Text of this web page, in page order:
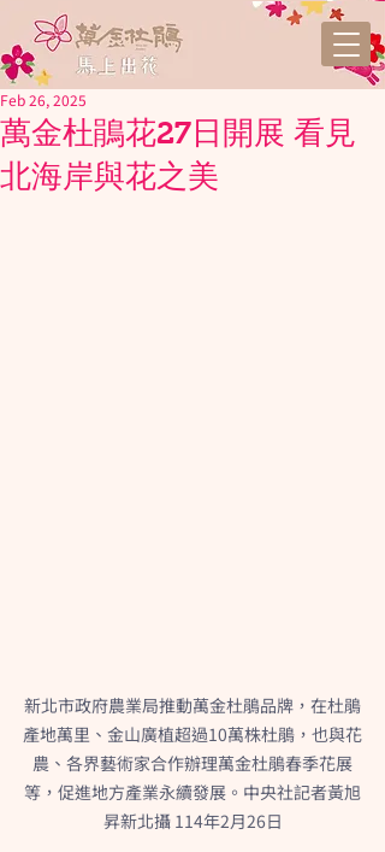
萬金杜鵑花27日開展 看見
北海岸與花之美
Feb 26, 2025
新北市政府農業局推動萬金杜鵑品牌，在杜鵑
產地萬里、金山廣植超過10萬株杜鵑，也與花
農、各界藝術家合作辦理萬金杜鵑春季花展
等，促進地方產業永續發展。中央社記者黃旭
昇新北攝 114年2月26日